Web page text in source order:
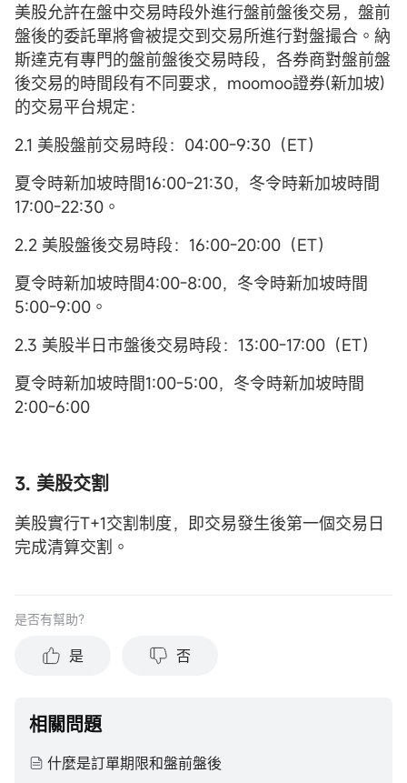
美股允許在盤中交易時段外進行盤前盤後交易，盤前
盤後的委託單將會被提交到交易所進行對盤撮合。納
斯達克有專門的盤前盤後交易時段，各券商對盤前盤
後交易的時間段有不同要求，moomoo證券(新加坡)
的交易平台規定：
2.1 美股盤前交易時段：04:00-9:30（ET）
夏令時新加坡時間16:00-21:30，冬令時新加坡時間
17:00-22:30。
2.2 美股盤後交易時段：16:00-20:00（ET）
夏令時新加坡時間4:00-8:00，冬令時新加坡時間
5:00-9:00。
2.3 美股半日市盤後交易時段：13:00-17:00（ET）
夏令時新加坡時間1:00-5:00，冬令時新加坡時間
2:00-6:00
3. 美股交割
美股實行T+1交割制度，即交易發生後第一個交易日
完成清算交割。
是否有幫助？
是 否
相關問題
什麼是訂單期限和盤前盤後